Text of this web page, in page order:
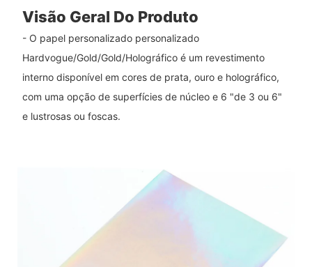
Visão Geral Do Produto
- O papel personalizado personalizado
Hardvogue/Gold/Gold/Holográfico é um revestimento
interno disponível em cores de prata, ouro e holográfico,
com uma opção de superfícies de núcleo e 6 "de 3 ou 6"
e lustrosas ou foscas.